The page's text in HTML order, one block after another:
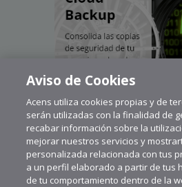
Aviso de Cookies
Acens utiliza cookies propias y de
serán utilizadas con la finalidad de
recabar información sobre la
mejorar nuestros servicios y
personalizada relacionada con tus
a un perfil elaborado a partir de tus
de tu comportamiento dentro de la